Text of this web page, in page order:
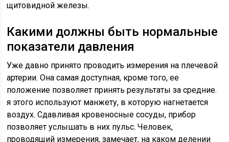
щитовидной железы.
Какими должны быть нормальные
показатели давления
Уже давно принято проводить измерения на плечевой
артерии. Она самая доступная, кроме того, ее
положение позволяет принять результаты за средние.
я этого используют манжету, в которую нагнетается
воздух. Сдавливая кровеносные сосуды, прибор
позволяет услышать в них пульс. Человек,
проводящий измерения, замечает, на каком делении